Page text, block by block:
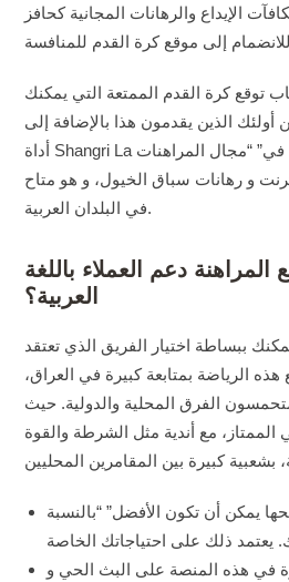
الإيداع والرهانات المجانية كحافز
توقع كرة القدم الممتعة التي يمكنك
أولئك الذين يقدمون هذا بالإضافة إلى
أداة Shangri La الشائعة. فهر الموقع الرائد في” “مجال المراهنات
و رهانات سباق الخيول، و هو متاح
في البلدان العربية.
دعم العملاء باللغة
العربية؟
ببساطة اختيار الفريق الذي تعتقد
هذه الرياضة بمتابعة كبيرة في العراق،
الفرق المحلية والدولية. حيث
الممتاز، مع أندية مثل الشرطة والقوة
يمكن أن تكون الأفضل” “بالنسبة
في هذه المنصة على البث الحي و